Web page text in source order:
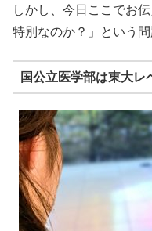
しかし、今日ここでお
特別なのか？」という問
国公立医学部は東大レ